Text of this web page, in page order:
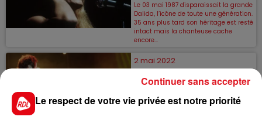
Le 03 mai 1987 disparaissait la grande
Dalida, l’icône de toute une génération.
35 ans plus tard son héritage est resté
intact mais la chanteuse cache
encore...
2 mai 2022
VIANNEY TRAVAILLE SUR LE
NOUVEL ALBUM DE VÉRONIQUE
Véronique Sanson sortira son nouvel
Le respect de votre vie privée est notre priorité
Continuer sans accepter